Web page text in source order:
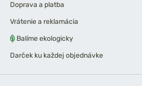
Doprava a platba
Vrátenie a reklamácia
Balíme ekologicky
Darček ku každej objednávke